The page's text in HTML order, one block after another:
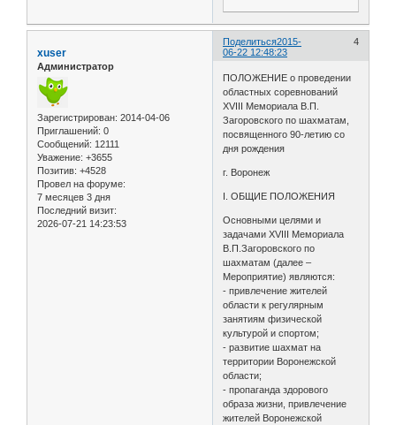
Поделиться 4
2015-
06-22 12:48:23
xuser
Администратор
Зарегистрирован: 2014-04-06
Приглашений: 0
Сообщений: 12111
Уважение: +3655
Позитив: +4528
Провел на форуме:
7 месяцев 3 дня
Последний визит:
2026-07-21 14:23:53
ПОЛОЖЕНИЕ о проведении
областных соревнований
XVIII Мемориала В.П.
Загоровского по шахматам,
посвященного 90-летию со
дня рождения
г. Воронеж
I. ОБЩИЕ ПОЛОЖЕНИЯ
Основными целями и
задачами XVIII Мемориала
В.П.Загоровского по
шахматам (далее –
Мероприятие) являются:
- привлечение жителей
области к регулярным
занятиям физической
культурой и спортом;
- развитие шахмат на
территории Воронежской
области;
- пропаганда здорового
образа жизни, привлечение
жителей Воронежской